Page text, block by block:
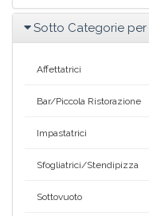
Sotto Categorie per
Affettatrici
Bar/Piccola Ristorazione
Impastatrici
Sfogliatrici/Stendipizza
Sottovuoto